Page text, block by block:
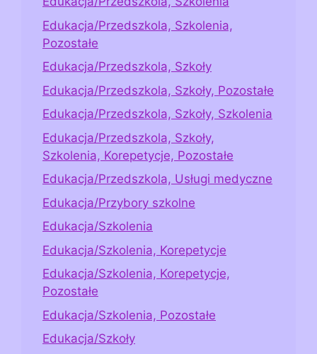
Edukacja/Przedszkola, Szkolenia,
Pozostałe
Edukacja/Przedszkola, Szkoły
Edukacja/Przedszkola, Szkoły, Pozostałe
Edukacja/Przedszkola, Szkoły, Szkolenia
Edukacja/Przedszkola, Szkoły,
Szkolenia, Korepetycje, Pozostałe
Edukacja/Przedszkola, Usługi medyczne
Edukacja/Przybory szkolne
Edukacja/Szkolenia
Edukacja/Szkolenia, Korepetycje
Edukacja/Szkolenia, Korepetycje,
Pozostałe
Edukacja/Szkolenia, Pozostałe
Edukacja/Szkoły